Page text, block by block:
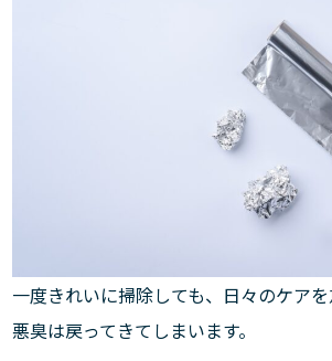
一度きれいに掃除しても、日々のケア
悪臭は戻ってきてしまいます。